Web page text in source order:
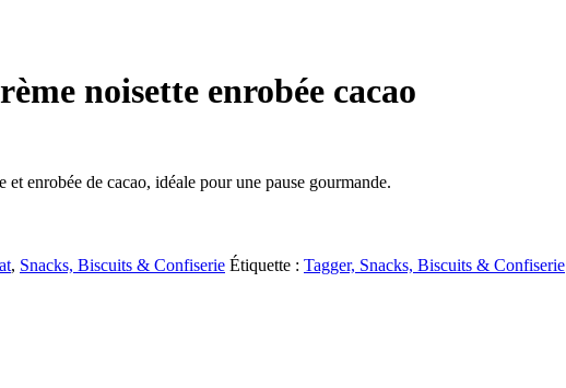
noisette enrobée cacao
enrobée de cacao, idéale pour une pause gourmande.
, Snacks, Biscuits & Confiserie Étiquette : Tagger, Snacks, Biscuits & Confiserie